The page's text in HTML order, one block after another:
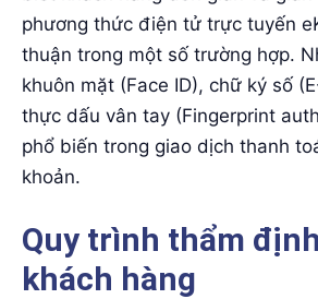
phương thức điện tử trực tuyến
thuận trong một số trường hợp.
khuôn mặt (Face ID), chữ ký số
thực dấu vân tay (Fingerprint
phổ biến trong giao dịch thanh
khoản.
Quy trình thẩm
khách hàng